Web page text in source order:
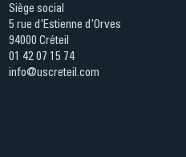
Siège social
5 rue d'Estienne d'Orves
94000 Créteil
01 42 07 15 74
info@uscreteil.com